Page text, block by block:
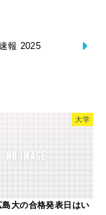
報 2025
大学
大の合格発表日はい